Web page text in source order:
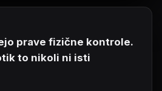
prave fizične kontrole.
to nikoli ni isti